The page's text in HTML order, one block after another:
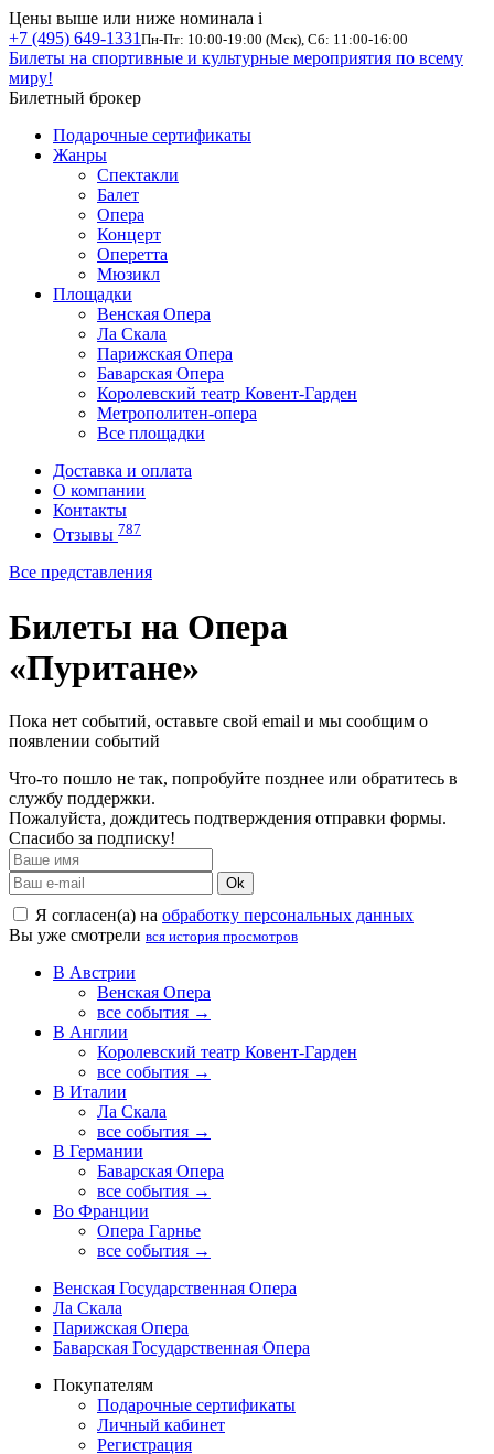
Цены выше или ниже номинала i
+7 (495) 649-1331 Пн-Пт: 10:00-19:00 (Мск), Сб: 11:00-16:00
Билеты на спортивные и культурные мероприятия по всему
миру!
Билетный брокер
Подарочные сертификаты
Жанры
Спектакли
Балет
Опера
Концерт
Оперетта
Мюзикл
Площадки
Венская Опера
Ла Скала
Парижская Опера
Баварская Опера
Королевский театр Ковент-Гарден
Метрополитен-опера
Все площадки
Доставка и оплата
О компании
Контакты
Отзывы 787
Все представления
Билеты на Опера
«Пуритане»
Пока нет событий, оставьте свой email и мы сообщим о
появлении событий
Что-то пошло не так, попробуйте позднее или обратитесь в
службу поддержки.
Пожалуйста, дождитесь подтверждения отправки формы.
Спасибо за подписку!
Ok
Я согласен(а) на обработку персональных данных
Вы уже смотрели вся история просмотров
В Австрии
Венская Опера
все события →
В Англии
Королевский театр Ковент-Гарден
все события →
В Италии
Ла Скала
все события →
В Германии
Баварская Опера
все события →
Во Франции
Опера Гарнье
все события →
Венская Государственная Опера
Ла Скала
Парижская Опера
Баварская Государственная Опера
Покупателям
Подарочные сертификаты
Личный кабинет
Регистрация